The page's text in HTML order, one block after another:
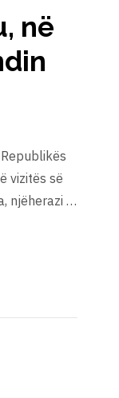
në
vizitës së
njëherazi …